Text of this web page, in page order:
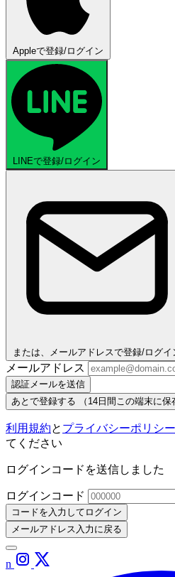
Appleで登録/ログイン
LINEで登録/ログイン
または、メールアドレスで登録/ログイ
メールアドレス
認証メールを送信
あとで登録する
（14日間この端末に保
利用規約と プライバシーポリシー
てください
ログインコードを送信しました
ログインコード
コードを入力してログイン
メールアドレス入力に戻る
n